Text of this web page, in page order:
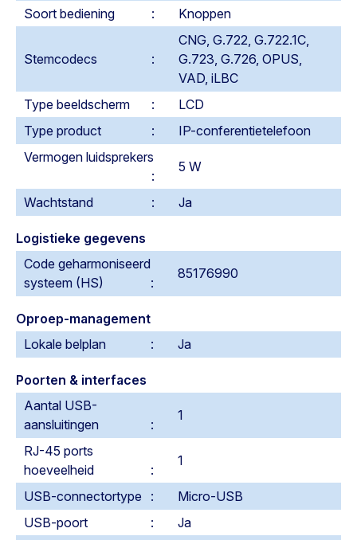
Soort bediening
Knoppen
Stemcodecs
CNG, G.722, G.722.1C,
G.723, G.726, OPUS,
VAD, iLBC
Type beeldscherm
LCD
Type product
IP-conferentietelefoon
Vermogen luidsprekers
5 W
Wachtstand Ja
Logistieke gegevens
Code geharmoniseerd
systeem (HS)
85176990
Oproep-management
Lokale belplan
Ja
Poorten & interfaces
Aantal USB-
aansluitingen
1
RJ-45 ports
hoeveelheid
1
USB-connectortype
Micro-USB
USB-poort
Ja